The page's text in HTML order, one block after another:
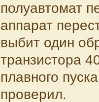
полуавтомат
аппарат
выбит один
транзистора
плавного
проверил.